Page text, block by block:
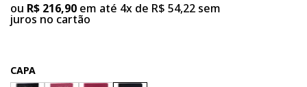
ou R$ 216,90 em até 4x de R$ 54,22 sem
juros no cartão
CAPA